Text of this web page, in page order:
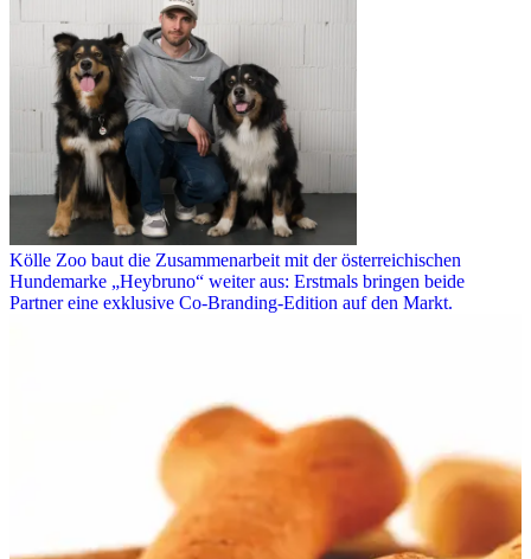
Kölle Zoo baut die Zusammenarbeit mit der österreichischen
Hundemarke „Heybruno“ weiter aus: Erstmals bringen beide
Partner eine exklusive Co-Branding-Edition auf den Markt.